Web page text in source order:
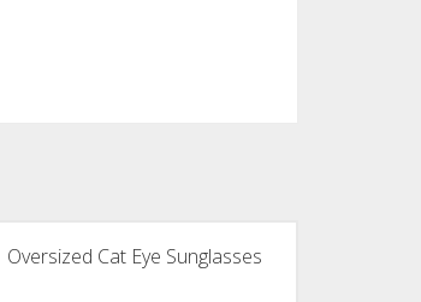
Oversized Cat Eye Sunglasses